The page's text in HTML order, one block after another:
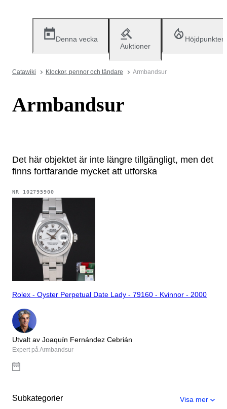
Denna vecka
Auktioner
Höjdpunkter
Catawiki Klockor, pennor och tändare Armbandsur
Armbandsur
Det här objektet är inte längre tillgängligt, men det
finns fortfarande mycket att utforska
NR 102795900
Rolex - Oyster Perpetual Date Lady - 79160 - Kvinnor - 2000
Utvalt av Joaquín Fernández Cebrián
Expert på Armbandsur
Subkategorier Visa mer